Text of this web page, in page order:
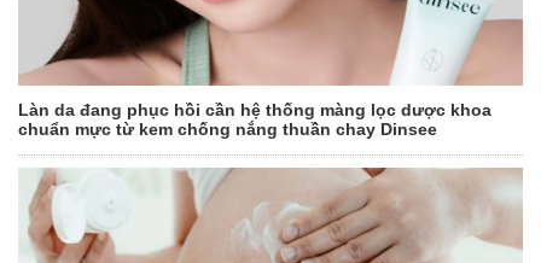
Làn da đang phục hồi cần hệ thống màng lọc dược khoa
chuẩn mực từ kem chống nắng thuần chay Dinsee